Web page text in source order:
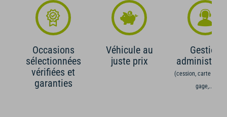
Occasions
sélectionnées
vérifiées et
garanties
Véhicule au
juste prix
Gestion
(cession, carte grise,
gage,...)